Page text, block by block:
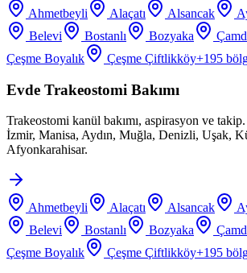
Ahmetbeyli Alaçatı Alsancak
Belevi
Bostanlı Bozyaka
Çeşme Boyalık
Çeşme Çiftlikköy+195
Evde Trakeostomi Bakımı
Trakeostomi kanül bakımı, aspirasyon ve
İzmir, Manisa, Aydın, Muğla, Denizli, Uşak,
Afyonkarahisar.
Ahmetbeyli Alaçatı Alsancak
Belevi
Bostanlı Bozyaka
Çeşme Boyalık
Çeşme Çiftlikköy+195